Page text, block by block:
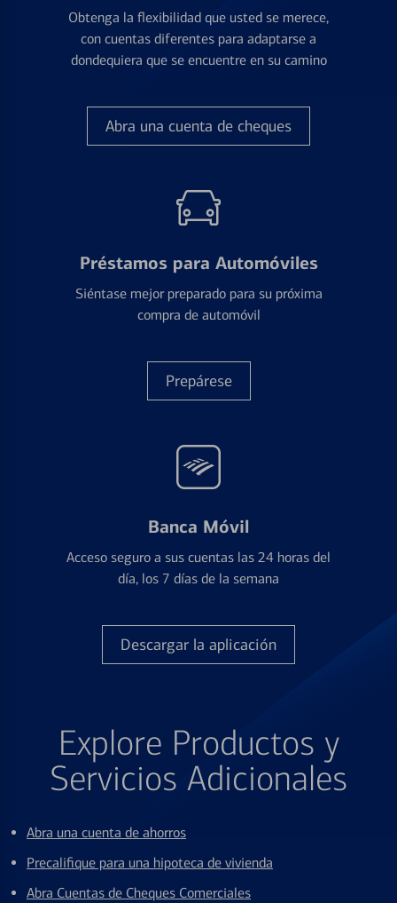
Obtenga la flexibilidad que usted se merece,
con cuentas diferentes para adaptarse a
dondequiera que se encuentre en su camino
Abra una cuenta de cheques
Préstamos para Automóviles
Siéntase mejor preparado para su próxima
compra de automóvil
Prepárese
Banca Móvil
Acceso seguro a sus cuentas las 24 horas del
día, los 7 días de la semana
Descargar la aplicación
Explore Productos y
Servicios Adicionales
Abra una cuenta de ahorros
Precalifique para una hipoteca de vivienda
Abra Cuentas de Cheques Comerciales